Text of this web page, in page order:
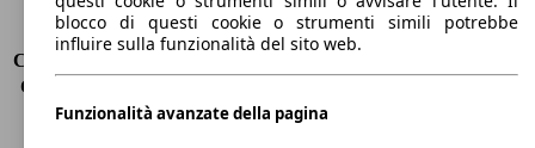
Emissioni di CO2*
113 g/km (komb.)
Consumo (urbano)
8.8 l/100km
Consumo (extra-urbano)
Consumo (combinato)*
Classe di emissione
Euro 6
blocco di questi cookie o strumenti simili potrebbe
influire sulla funzionalità del sito web.
Funzionalità avanzate della pagina